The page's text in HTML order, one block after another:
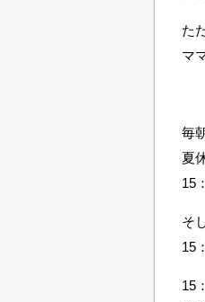
た
マ
毎
夏
15
そ
15
15